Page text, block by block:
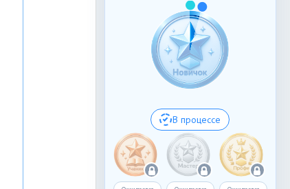
В процессе